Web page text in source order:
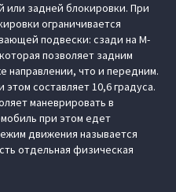
или задней блокировки. При
ограничивается
подвески: сзади на M-
позволяет задним
направлении, что и передним.
составляет 10,6 градуса.
маневрировать в
при этом едет
движения называется
отдельная физическая